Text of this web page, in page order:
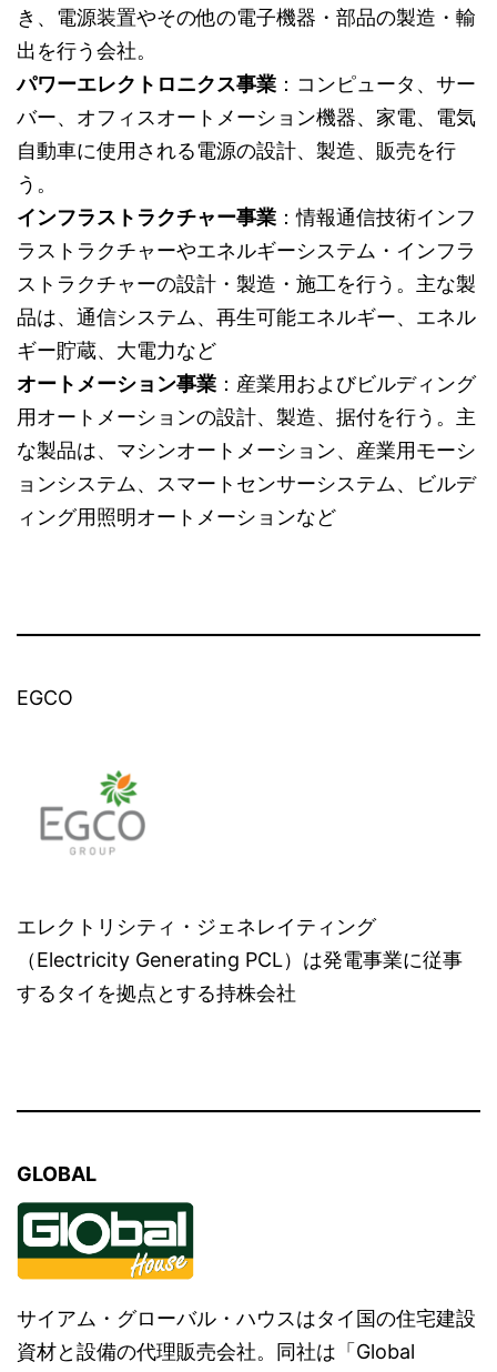
き、電源装置やその他の電子機器・部品の製造・輸
出を行う会社。
パワーエレクトロニクス事業 ：コンピュータ、サー
バー、オフィスオートメーション機器、家電、電気
自動車に使用される電源の設計、製造、販売を行
う。
インフラストラクチャー事業 ：情報通信技術インフ
ラストラクチャーやエネルギーシステム・インフラ
ストラクチャーの設計・製造・施工を行う。主な製
品は、通信システム、再生可能エネルギー、エネル
ギー貯蔵、大電力など
オートメーション事業 ：産業用およびビルディング
用オートメーションの設計、製造、据付を行う。主
な製品は、マシンオートメーション、産業用モーシ
ョンシステム、スマートセンサーシステム、ビルデ
ィング用照明オートメーションなど
EGCO
エレクトリシティ・ジェネレイティング
（Electricity Generating PCL）は発電事業に従事
するタイを拠点とする持株会社
GLOBAL
サイアム・グローバル・ハウスはタイ国の住宅建設
資材と設備の代理販売会社。同社は「Global